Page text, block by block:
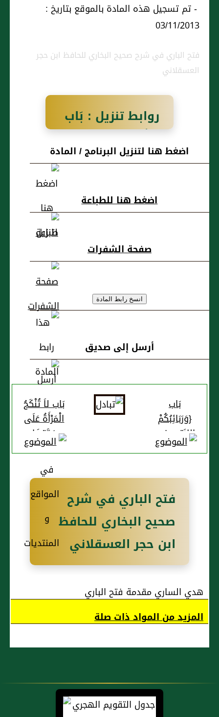
- تم تسجيل هذه المادة بالموقع بتاريخ :
03/11/2013
فتح الباري في شرح صحيح البخاري للحافظ ابن حجر
العسقلاني
روابط تنزيل : بَاب
{وَأَنْ تَجْمَعُوا بَيْنَ
الأُخْتَيْنِ إِلاَّ مَا قَدْ
اضغط هنا لتنزيل البرنامج / المادة
اضغط هنا للطباعة
صفحة الشفرات
أرسل إلى صديق
بَاب
{وَرَبَائِبُكُمْ
اللاَتِي فِي
حُجُورِكُمْ مِنْ
اللاَتِي
دَخَلْتُمْ بِهِنَّ}
وَقَالَ ابْنُ
عَبَّاسٍ
الدُّخُولُ
وَالْمَسِيسُ
وَاللِّمَاسُ
وَمَنْ قَالَ
بَنَاتُ وَلَدِهَا
مِنْ بَنَاتِهِ
عَلَيْهِ وَسَلَّمَ
لِأُمِّ حَبِيبَةَ لاَ
تَعْرِضْنَ عَلَيَّ
بَاب لاَ تُنْكَحُ
الْمَرْأَةُ عَلَى
عَمَّتِهَا
فتح الباري في شرح
صحيح البخاري للحافظ
ابن حجر العسقلاني
هدي الساري مقدمة فتح الباري
المزيد من المواد ذات صلة